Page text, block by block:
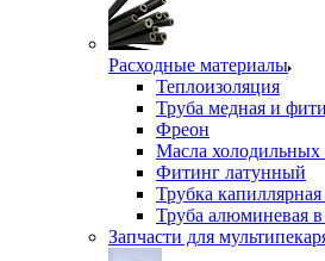
Расходные материалы
Теплоизоляция
Труба медная и
Фреон
Масла холодильных
Фитинг латунный
Трубка
Труба алюминевая в
Запчасти для